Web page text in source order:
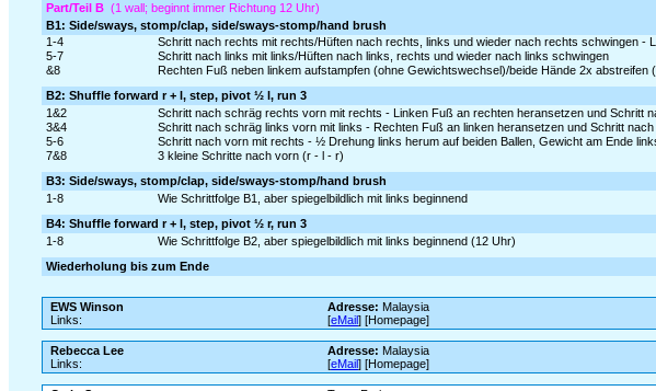
Part/Teil B (1 wall; beginnt immer Richtung 12 Uhr)
B1: Side/sways, stomp/clap, side/sways-stomp/hand brush
1-4
Schritt nach rechts mit rechts/Hüften nach rechts, links und wieder nach rechts schwingen
5-7
Schritt nach links mit links/Hüften nach links, rechts und wieder nach links schwingen
&8
Rechten Fuß neben linkem aufstampfen (ohne Gewichtswechsel)/beide Hände 2x abstreifen
B2: Shuffle forward r + l, step, pivot ½ l, run 3
1&2
Schritt nach schräg rechts vorn mit rechts - Linken Fuß an rechten heransetzen und Schritt
3&4
Schritt nach schräg links vorn mit links - Rechten Fuß an linken heransetzen und Schritt
5-6
Schritt nach vorn mit rechts - ½ Drehung links herum auf beiden Ballen, Gewicht am Ende
7&8
3 kleine Schritte nach vorn (r - l - r)
B3: Side/sways, stomp/clap, side/sways-stomp/hand brush
1-8
Wie Schrittfolge B1, aber spiegelbildlich mit links beginnend
B4: Shuffle forward r + l, step, pivot ½ r, run 3
1-8
Wie Schrittfolge B2, aber spiegelbildlich mit links beginnend (12 Uhr)
Wiederholung bis zum Ende
EWS Winson Adresse: Malaysia
Links:
[eMail] [Homepage]
Rebecca Lee Adresse: Malaysia
Links:
[eMail] [Homepage]